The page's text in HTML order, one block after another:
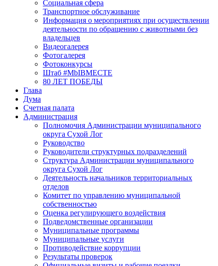
Социальная сфера
Транспортное обслуживание
Информация о мероприятиях при осуществлении
деятельности по обращению с животными без
владельцев
Видеогалерея
Фотогалерея
Фотоконкурсы
Штаб #MbIBMECTE
80 ЛЕТ ПОБЕДЫ
Глава
Дума
Счетная палата
Администрация
Полномочия Администрации муниципального
округа Сухой Лог
Руководство
Руководители структурных подразделений
Структура Администрации муниципального
округа Сухой Лог
Деятельность начальников территориальных
отделов
Комитет по управлению муниципальной
собственностью
Оценка регулирующего воздействия
Подведомственные организации
Муниципальные программы
Муниципальные услуги
Противодействие коррупции
Результаты проверок